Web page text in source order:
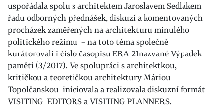
uspořádala spolu s architektem Jaroslavem Sedlákem
řadu odborných přednášek, diskuzí a komentovaných
procházek zaměřených na architekturu minulého
politického režimu – na toto téma společně
kurátorovali i číslo časopisu ERA 21nazvané Výpadek
paměti (3/2017). Ve spolupráci s architektkou,
kritičkou a teoretičkou architektury Máriou
Topolčanskou iniciovala a realizovala diskuzní formát
VISITING EDITORS a VISITING PLANNERS.